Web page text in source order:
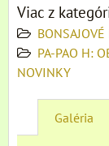
Viac z
PA-PAO H:
NOVINKY
Galéria